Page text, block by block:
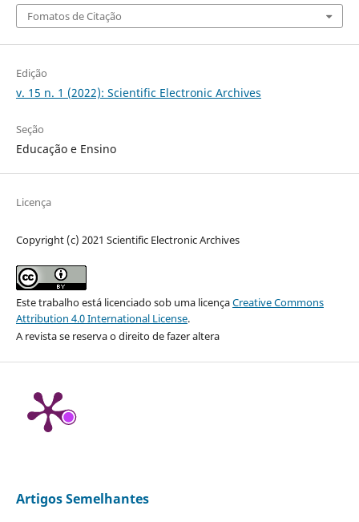
Fomatos de Citação
Edição
v. 15 n. 1 (2022): Scientific Electronic Archives
Seção
Educação e Ensino
Licença
Copyright (c) 2021 Scientific Electronic Archives
Este trabalho está licenciado sob uma licençaCreative Commons
Attribution 4.0 International License.
A revista se reserva o direito de fazer altera
Artigos Semelhantes